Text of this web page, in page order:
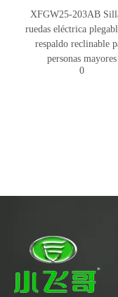
XFGW25-203AB
ruedas eléctrica
respaldo reclinable
personas mayores
0